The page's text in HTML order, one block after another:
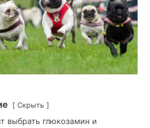
Скрыть
выбрать глюкозамин и